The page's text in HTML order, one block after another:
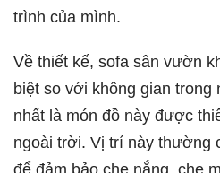
trình của mình.
Về thiết kế, sofa sân vườn
biệt so với không gian
nhất là món đồ này được
ngoài trời. Vị trí này thường
để đảm bảo che nắng, che